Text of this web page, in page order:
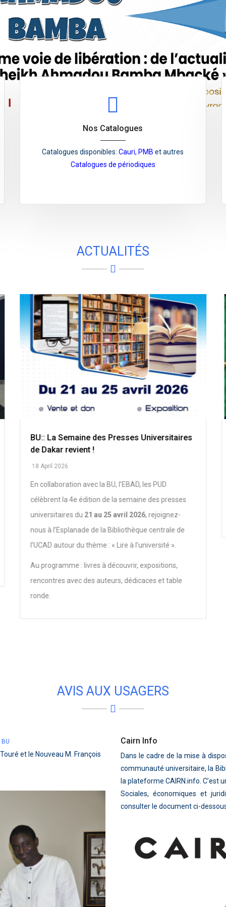
Nos Catalogues
Catalogues disponibles:Cauri, PMB et autres
Catalogues de périodiques
ACTUALITÉS
BU:: La Semaine des Presses Universitaires
de Dakar revient !
18 April 2026
En collaboration avec la BU, l’EBAD, les PUD
célèbrent la 4e édition de la semaine des presses
universitaires du 21 au 25 avril 2026, rejoignez-
nous à l’Esplanade de la Bibliothèque centrale de
l’UCAD autour du thème : « Lire à l’université ».
Au programme : livres à découvrir, expositions,
rencontres avec des auteurs, dédicaces et table
ronde.
AVIS AUX USAGERS
BU
et le Nouveau M. François
Cairn Info
Dans le cadre de la mise à
communauté universitaire, la
la plateforme CAIRN.info. C’est
Sociales, économiques et
consulter le document ci-